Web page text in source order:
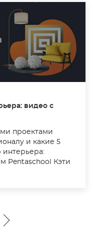
видео с
проектами
и какие 5
Pentaschool Кэти